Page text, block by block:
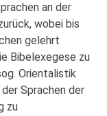
an der
wobei bis
gelehrt
Bibelexegese zu
Orientalistik
Sprachen der
zu